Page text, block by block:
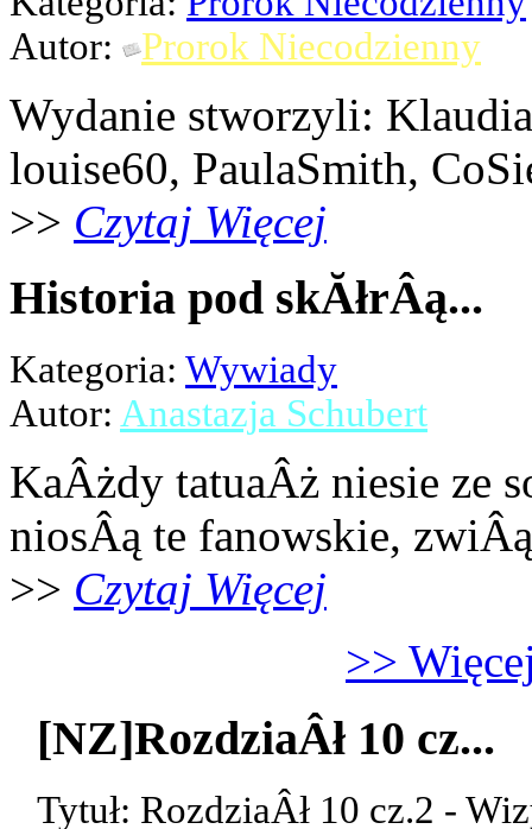
Autor:
Prorok Niecodzienny
Wydanie stworzyli:
louise60, PaulaSmith,
>> Czytaj Więcej
Historia pod skĂłrÂą...
Kategoria: Wywiady
Autor: Anastazja Schubert
KaÂżdy tatuaÂż niesie ze
niosÂą te fanowskie,
>> Czytaj Więcej
>>
[NZ]RozdziaÂł 10 cz...
Tytuł: RozdziaÂł 10 cz.2 -